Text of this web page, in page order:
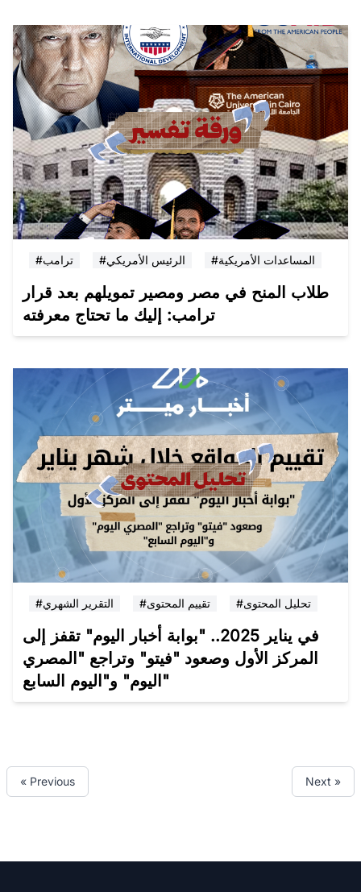
#ترامب #الرئيس الأمريكي #المساعدات الأمريكية
طلاب المنح في مصر ومصير تمويلهم بعد قرار
ترامب: إليك ما تحتاج معرفته
#التقرير الشهري #تقييم المحتوى #تحليل المحتوى
في يناير 2025.. "بوابة أخبار اليوم" تقفز إلى
المركز الأول وصعود "فيتو" وتراجع "المصري
اليوم" و"اليوم السابع"
« Previous Next »